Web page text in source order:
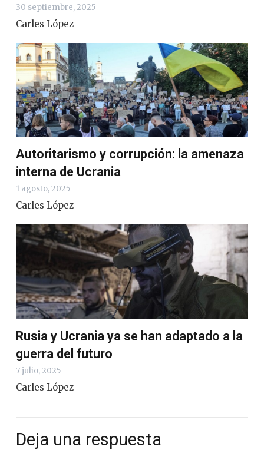
30 septiembre, 2025
Carles López
Autoritarismo y corrupción: la amenaza
interna de Ucrania
1 agosto, 2025
Carles López
Rusia y Ucrania ya se han adaptado a la
guerra del futuro
7 julio, 2025
Carles López
Deja una respuesta